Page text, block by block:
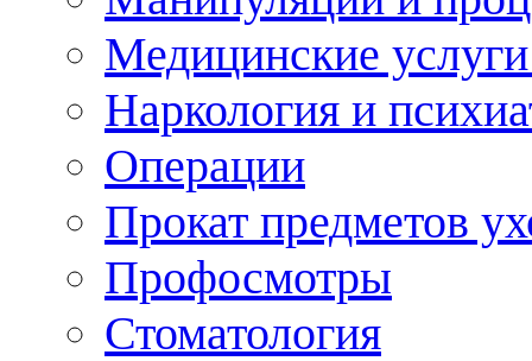
Медицинские
Наркология и
Операции
Прокат предметов
Профосмотры
Стоматология